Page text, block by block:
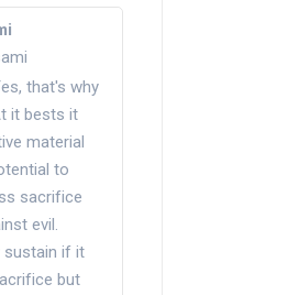
that's why
it bests it
material
to
sacrifice
evil.
sustain if it
but